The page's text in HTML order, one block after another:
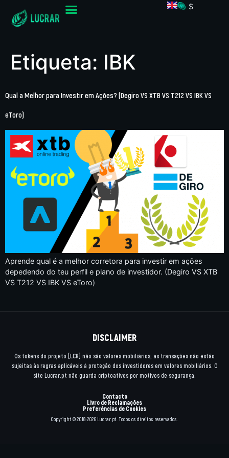
$
Etiqueta: IBK
Qual a Melhor para Investir em Ações? (Degiro VS XTB VS T212 VS IBK VS
eToro)
Aprende qual é a melhor corretora para investir em ações
depedendo do teu perfil e plano de investidor. (Degiro VS XTB
VS T212 VS IBK VS eToro)
DISCLAIMER
Os tokens do projeto [LCR] não são valores mobiliários; as transações não estão
sujeitas às regras aplicáveis à proteção dos investidores em valores mobiliários. O
site Lucrar.pt não guarda criptoativos por motivos de segurança.
Contacto
Livro de Reclamações
Preferências de Cookies
Copyright © 2018-2026 Lucrar.pt. Todos os direitos reservados.